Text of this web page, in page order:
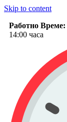
Skip to content
Работно Време:
14:00 часа